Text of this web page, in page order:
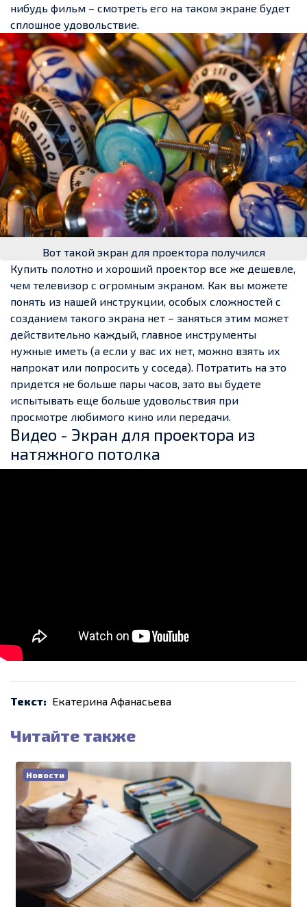
нибудь фильм – смотреть его на таком экране будет
сплошное удовольствие.
Вот такой экран для проектора получился
Купить полотно и хороший проектор все же дешевле,
чем телевизор с огромным экраном. Как вы можете
понять из нашей инструкции, особых сложностей с
созданием такого экрана нет – заняться этим может
действительно каждый, главное инструменты
нужные иметь (а если у вас их нет, можно взять их
напрокат или попросить у соседа). Потратить на это
придется не больше пары часов, зато вы будете
испытывать еще больше удовольствия при
просмотре любимого кино или передачи.
Видео - Экран для проектора из
натяжного потолка
Текст: Екатерина Афанасьева
Читайте также
Новости